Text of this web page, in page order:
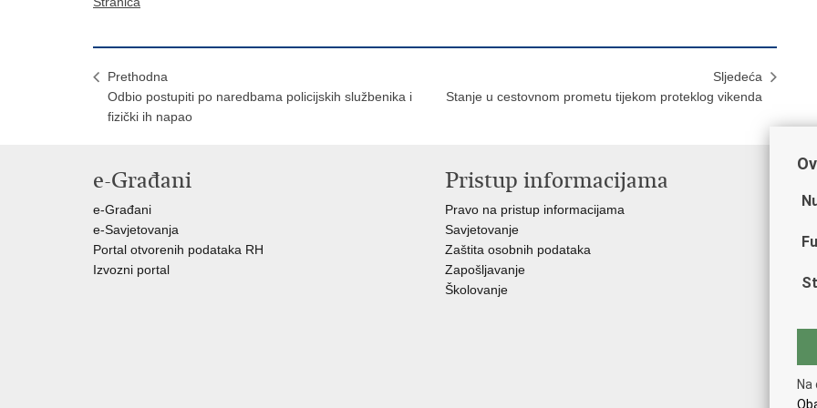
Prethodna
Odbio postupiti po naredbama policijskih službenika i
fizički ih napao
Sljedeća
Stanje u cestovnom prometu tijekom proteklog vikenda
e-Građani
e-Građani
e-Savjetovanja
Portal otvorenih podataka RH
Izvozni portal
Pristup informacijama
Pravo na pristup informacijama
Savjetovanje
Zaštita osobnih podataka
Zapošljavanje
Školovanje